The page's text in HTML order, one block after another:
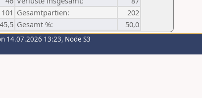
101 Gesamtpartien:
202
45,5 Gesamt %: 50,0
14.07.2026 13:23, Node S3